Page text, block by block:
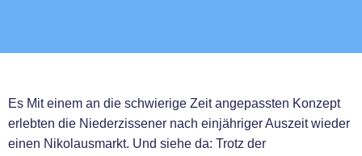
Es Mit einem an die schwierige Zeit angepassten Konzept
erlebten die Niederzissener nach einjähriger Auszeit wieder
einen Nikolausmarkt. Und siehe da: Trotz der